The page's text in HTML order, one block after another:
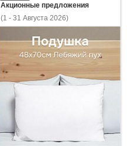
Акционные предложения
(1 - 31 Августа 2026)